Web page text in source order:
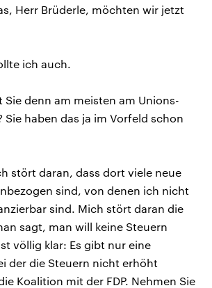
Herr Brüderle, möchten wir jetzt
ich auch.
Sie denn am meisten am Unions-
Sie haben das ja im Vorfeld schon
stört daran, dass dort viele neue
sind, von denen ich nicht
sind. Mich stört daran die
sagt, man will keine Steuern
völlig klar: Es gibt nur eine
der die Steuern nicht erhöht
Koalition mit der FDP. Nehmen Sie